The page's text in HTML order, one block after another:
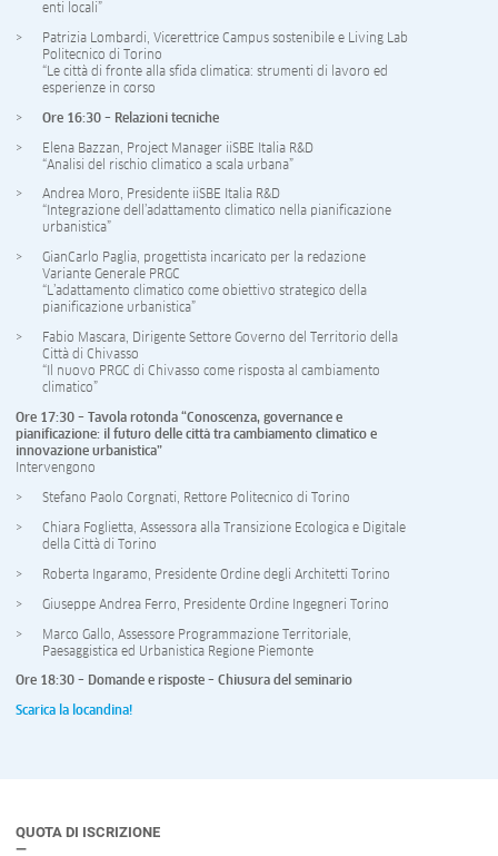
enti locali”
Patrizia Lombardi, Vicerettrice Campus sostenibile e Living Lab
Politecnico di Torino
“Le città di fronte alla sfida climatica: strumenti di lavoro ed
esperienze in corso
Ore 16:30 – Relazioni tecniche
Elena Bazzan, Project Manager iiSBE Italia R&D
“Analisi del rischio climatico a scala urbana”
Andrea Moro, Presidente iiSBE Italia R&D
“Integrazione dell’adattamento climatico nella pianificazione
urbanistica”
GianCarlo Paglia, progettista incaricato per la redazione
Variante Generale PRGC
“L’adattamento climatico come obiettivo strategico della
pianificazione urbanistica”
Fabio Mascara, Dirigente Settore Governo del Territorio della
Città di Chivasso
“Il nuovo PRGC di Chivasso come risposta al cambiamento
climatico”
Ore 17:30 – Tavola rotonda “Conoscenza, governance e
pianificazione: il futuro delle città tra cambiamento climatico e
innovazione urbanistica”
Intervengono
Stefano Paolo Corgnati, Rettore Politecnico di Torino
Chiara Foglietta, Assessora alla Transizione Ecologica e Digitale
della Città di Torino
Roberta Ingaramo, Presidente Ordine degli Architetti Torino
Giuseppe Andrea Ferro, Presidente Ordine Ingegneri Torino
Marco Gallo, Assessore Programmazione Territoriale,
Paesaggistica ed Urbanistica Regione Piemonte
Ore 18:30 – Domande e risposte – Chiusura del seminario
Scarica la locandina!
QUOTA DI ISCRIZIONE